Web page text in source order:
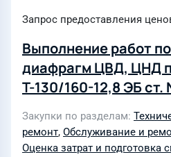
Запрос предоставления
Выполнение работ
диафрагм ЦВД, ЦНД
Т-130/160-12,8 ЭБ
Закупки по разделам
ремонт, Обслуживание и
Оценка затрат и подготовка